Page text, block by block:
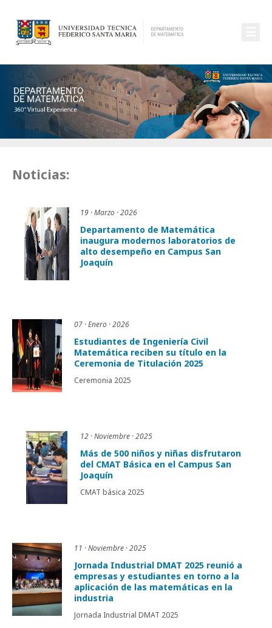
Noticias:
19 · Marzo · 2026
Departamento de Matemática
inaugura modernos laboratorios de
alto desempeño en Campus San
Joaquín
07 · Enero · 2026
Estudiantes de Ingeniería Civil
Matemática reciben su título en la
Ceremonia de Titulación 2025
Ceremonia 2025
12 · Noviembre · 2025
Más de 500 niños y niñas disfrutaron
del CMAT Básica en el Campus San
Joaquín
CMAT básica 2025
11 · Noviembre · 2025
Jornada Industrial DMAT 2025 reunió a
empresas y estudiantes en torno a la
aplicación de las matemáticas en la
industria
Jornada Industrial DMAT 2025